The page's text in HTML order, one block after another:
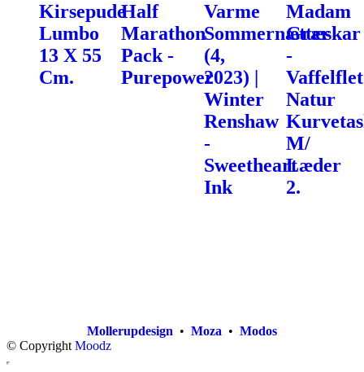
Kirsepude
Lumbo
13 X 55
Cm.
Half
Marathon
Pack -
Purepower
Varme
Sommernætter
(4,
2023) |
Winter
Renshaw
-
Sweetheart
Ink
Madam
Græskar
-
Vaffelflet
Natur
M/
Læder
2.
Mollerupdesign • Moza • Modos
© Copyright Moodz